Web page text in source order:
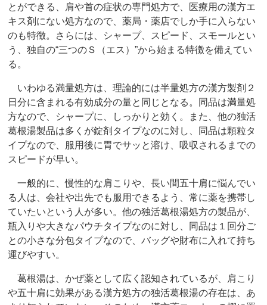
とができる、肩や首の症状の専門処方で、医療用の漢方エ
キス剤にない処方なので、薬局・薬店でしか手に入らない
のも特徴。さらには、シャープ、スピード、スモールとい
う、独自の“三つのＳ（エス）”から始まる特徴を備えてい
る。
いわゆる満量処方は、理論的には半量処方の漢方製剤２
日分に含まれる有効成分の量と同じとなる。同品は満量処
方なので、シャープに、しっかりと効く。また、他の独活
葛根湯製品は多くが錠剤タイプなのに対し、同品は顆粒タ
イプなので、服用後に胃でサッと溶け、吸収されるまでの
スピードが早い。
一般的に、慢性的な肩こりや、長い間五十肩に悩んでい
る人は、会社や出先でも服用できるよう、常に薬を携帯し
ていたいという人が多い。他の独活葛根湯処方の製品が、
瓶入りや大きなパウチタイプなのに対し、同品は１回分ご
との小さな分包タイプなので、バッグや財布に入れて持ち
運びやすい。
葛根湯は、かぜ薬として広く認知されているが、肩こり
や五十肩に効果がある漢方処方の独活葛根湯の存在は、あ